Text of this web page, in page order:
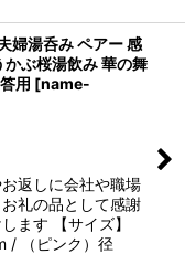
婦湯呑み ペアー 感
ぶ桜湯飲み 華の舞
用 [name-
お返しに会社や職場
礼の品として感謝
ます 【サイズ】
/ （ピンク）径